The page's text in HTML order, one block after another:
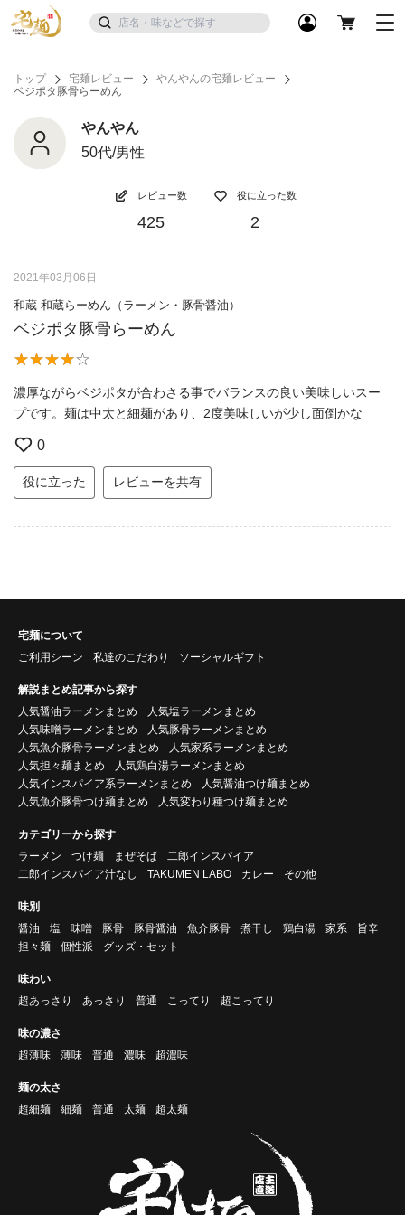
トップ 宅麺レビュー
やんやんの宅麺レビュー
ベジポタ豚骨らーめん
やんやん
50代/男性
レビュー数
425
役に立った数
2
2021年03月06日
和蔵 和蔵らーめん（ラーメン・豚骨醤油）
ベジポタ豚骨らーめん
濃厚ながらベジポタが合わさる事でバランスの良い美味しいスー
プです。麺は中太と細麺があり、2度美味しいが少し面倒かな
0
役に立った レビューを共有
宅麺について
ご利用シーン
私達のこだわり ソーシャルギフト
解説まとめ記事から探す
人気醤油ラーメンまとめ
人気塩ラーメンまとめ
人気味噌ラーメンまとめ
人気豚骨ラーメンまとめ
人気魚介豚骨ラーメンまとめ
人気家系ラーメンまとめ
人気担々麺まとめ
人気鶏白湯ラーメンまとめ
人気インスパイア系ラーメンまとめ
人気醤油つけ麺まとめ
人気魚介豚骨つけ麺まとめ
人気変わり種つけ麺まとめ
カテゴリーから探す
ラーメン
つけ麺 まぜそば
二郎インスパイア
二郎インスパイア汁なし
TAKUMEN LABO カレー その他
味別
醤油
塩 味噌 豚骨 豚骨醤油 魚介豚骨 煮干し 鶏白湯 家系
旨辛
担々麺
個性派 グッズ・セット
味わい
超あっさり
あっさり 普通 こってり 超こってり
味の濃さ
超薄味
薄味 普通 濃味 超濃味
麺の太さ
超細麺
細麺 普通 太麺 超太麺